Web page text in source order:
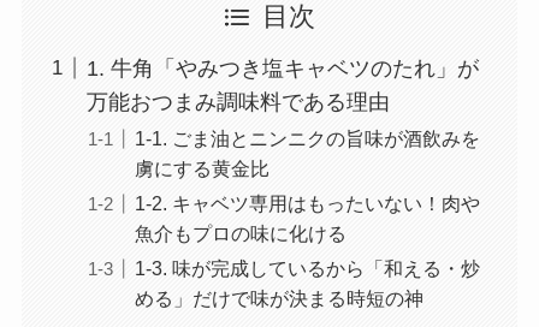
目次
1. 牛角「やみつき塩キャベツのたれ」が
万能おつまみ調味料である理由
1-1. ごま油とニンニクの旨味が酒飲みを
虜にする黄金比
1-2. キャベツ専用はもったいない！肉や
魚介もプロの味に化ける
1-3. 味が完成しているから「和える・炒
める」だけで味が決まる時短の神